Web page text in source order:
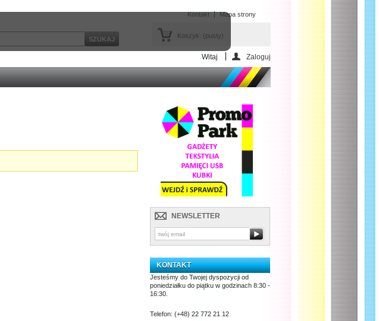
Kontakt
Mapa strony
Koszyk: (pusty)
Witaj Zaloguj
NEWSLETTER
KONTAKT
Jesteśmy do Twojej dyspozycji od
poniedziałku do piątku w godzinach 8:30 -
16:30.
Telefon: (+48) 22 772 21 12